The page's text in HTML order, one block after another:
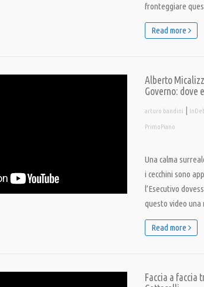
fronteggiare
Read more
Alberto
Governo: dove
arturo bandini |
PrimoPiano
Una calma
i cecchini sono
l’Esecutivo
questo video una
Read more
Faccia a faccia